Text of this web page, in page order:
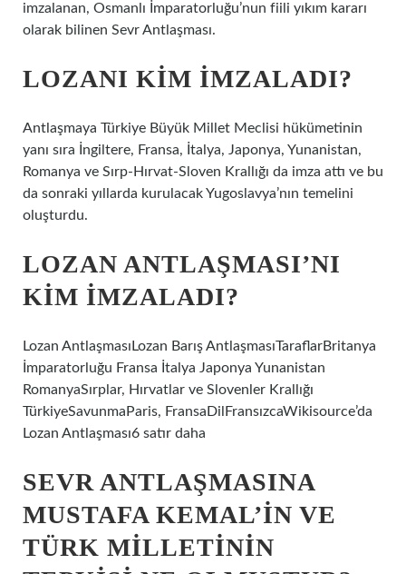
imzalanan, Osmanlı İmparatorluğu’nun fiili yıkım kararı
olarak bilinen Sevr Antlaşması.
LOZANI KIM IMZALADI?
Antlaşmaya Türkiye Büyük Millet Meclisi hükümetinin
yanı sıra İngiltere, Fransa, İtalya, Japonya, Yunanistan,
Romanya ve Sırp-Hırvat-Sloven Krallığı da imza attı ve bu
da sonraki yıllarda kurulacak Yugoslavya’nın temelini
oluşturdu.
LOZAN ANTLAŞMASI’NI
KIM IMZALADI?
Lozan AntlaşmasıLozan Barış AntlaşmasıTaraflarBritanya
İmparatorluğu Fransa İtalya Japonya Yunanistan
RomanyaSırplar, Hırvatlar ve Slovenler Krallığı
TürkiyeSavunmaParis, FransaDilFransızcaWikisource’da
Lozan Antlaşması6 satır daha
SEVR ANTLAŞMASINA
MUSTAFA KEMAL’IN VE
TÜRK MILLETININ